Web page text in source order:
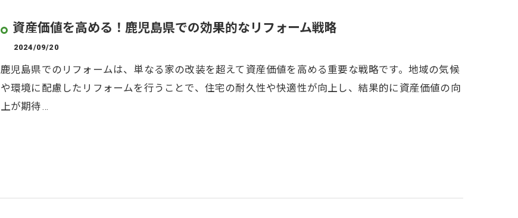
資産価値を高める！鹿児島県での効果的なリフォーム戦略
2024/09/20
鹿児島県でのリフォームは、単なる家の改装を超えて資産価値を高める重要な戦略です。地域の気候
や環境に配慮したリフォームを行うことで、住宅の耐久性や快適性が向上し、結果的に資産価値の向
上が期待…